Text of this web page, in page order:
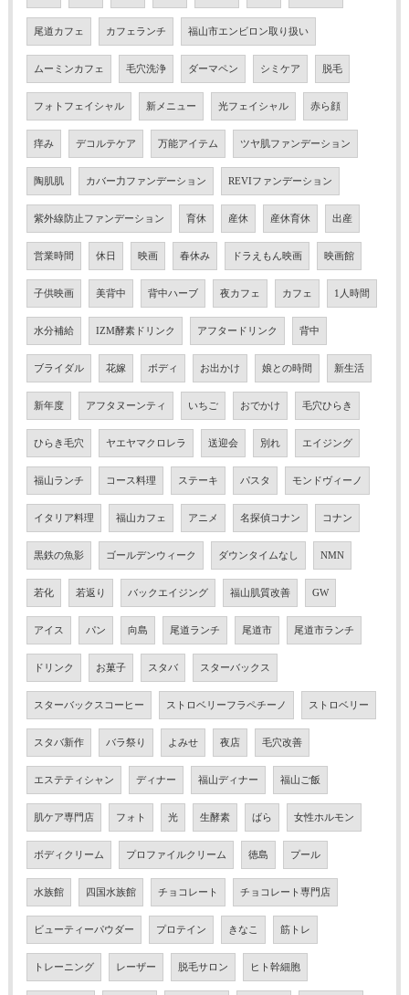
尾道カフェ カフェランチ 福山市エンビロン取り扱い
ムーミンカフェ 毛穴洗浄 ダーマペン シミケア 脱毛
フォトフェイシャル 新メニュー 光フェイシャル 赤ら顔
痒み デコルテケア 万能アイテム ツヤ肌ファンデーション
陶肌肌 カバー力ファンデーション REVIファンデーション
紫外線防止ファンデーション 育休 産休 産休育休 出産
営業時間 休日 映画 春休み ドラえもん映画 映画館
子供映画 美背中 背中ハーブ 夜カフェ カフェ 1人時間
水分補給 IZM酵素ドリンク アフタードリンク 背中
ブライダル 花嫁 ボディ お出かけ 娘との時間 新生活
新年度 アフタヌーンティ いちご おでかけ 毛穴ひらき
ひらき毛穴 ヤエヤマクロレラ 送迎会 別れ エイジング
福山ランチ コース料理 ステーキ パスタ モンドヴィーノ
イタリア料理 福山カフェ アニメ 名探偵コナン コナン
黒鉄の魚影 ゴールデンウィーク ダウンタイムなし NMN
若化 若返り バックエイジング 福山肌質改善 GW
アイス パン 向島 尾道ランチ 尾道市 尾道市ランチ
ドリンク お菓子 スタバ スターバックス
スターバックスコーヒー ストロベリーフラペチーノ ストロベリー
スタバ新作 バラ祭り よみせ 夜店 毛穴改善
エステティシャン ディナー 福山ディナー 福山ご飯
肌ケア専門店 フォト 光 生酵素 ばら 女性ホルモン
ボディクリーム プロファイルクリーム 徳島 プール
水族館 四国水族館 チョコレート チョコレート専門店
ビューティーパウダー プロテイン きなこ 筋トレ
トレーニング レーザー 脱毛サロン ヒト幹細胞